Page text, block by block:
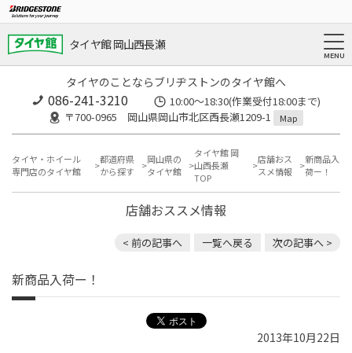
タイヤ館 岡山西長瀬
タイヤのことならブリヂストンのタイヤ館へ
086-241-3210
10:00〜18:30(作業受付18:00まで)
〒700-0965 岡山県岡山市北区西長瀬1209-1
Map
タイヤ・ホイール
専門店のタイヤ館
都道府県
から探す
岡山県の
タイヤ館
タイヤ館 岡
山西長瀬
TOP
店舗おス
スメ情報
新商品入
荷ー！
店舗おススメ情報
< 前の記事へ 一覧へ戻る 次の記事へ >
新商品入荷ー！
2013年10月22日